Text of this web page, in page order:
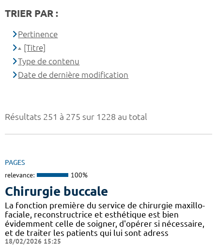
Résultats 251 à 275 sur 1228 au total
PAGES
relevance: 100%
Chirurgie buccale
La fonction première du service de chirurgie maxillo-
faciale, reconstructrice et esthétique est bien
évidemment celle de soigner, d'opérer si nécessaire,
et de traiter les patients qui lui sont adress
18/02/2026 15:25
TRIER PAR :
Pertinence
[Titre]
Type de contenu
Date de dernière modification